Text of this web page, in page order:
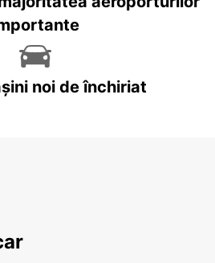
noi de închiriat